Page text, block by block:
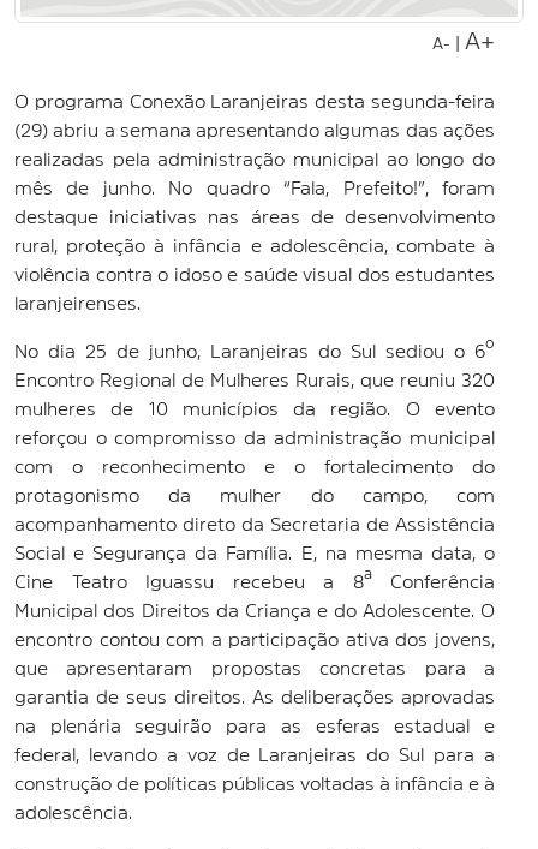
A- A+
O programa Conexão Laranjeiras desta segunda-feira
(29) abriu a semana apresentando algumas das ações
realizadas pela administração municipal ao longo do
mês de junho. No quadro “Fala, Prefeito!”, foram
destaque iniciativas nas áreas de desenvolvimento
rural, proteção à infância e adolescência, combate à
violência contra o idoso e saúde visual dos estudantes
laranjeirenses.
No dia 25 de junho, Laranjeiras do Sul sediou o 6º
Encontro Regional de Mulheres Rurais, que reuniu 320
mulheres de 10 municípios da região. O evento
reforçou o compromisso da administração municipal
com o reconhecimento e o fortalecimento do
protagonismo da mulher do campo, com
acompanhamento direto da Secretaria de Assistência
Social e Segurança da Família. E, na mesma data, o
Cine Teatro Iguassu recebeu a 8ª Conferência
Municipal dos Direitos da Criança e do Adolescente. O
encontro contou com a participação ativa dos jovens,
que apresentaram propostas concretas para a
garantia de seus direitos. As deliberações aprovadas
na plenária seguirão para as esferas estadual e
federal, levando a voz de Laranjeiras do Sul para a
construção de políticas públicas voltadas à infância e à
adolescência.